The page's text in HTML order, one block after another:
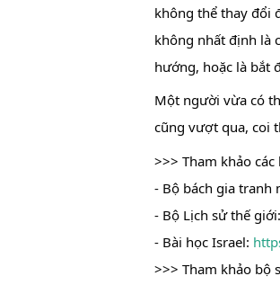
không thể thay đổi
không nhất định là
hướng, hoặc là bắt
Một người vừa có
cũng vượt qua, coi
>>> Tham khảo
- Bộ bách gia tranh
- Bộ Lịch sử thế giới:
- Bài học Israel:
>>> Tham khảo bộ